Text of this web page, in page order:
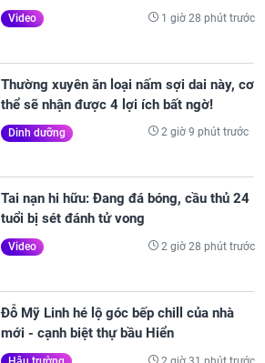
Video 1 giờ 28 phút trước
Thường xuyên ăn loại nấm sợi dai này, cơ
thể sẽ nhận được 4 lợi ích bất ngờ!
Dinh dưỡng 2 giờ 9 phút trước
Tai nạn hi hữu: Đang đá bóng, cầu thủ 24
tuổi bị sét đánh tử vong
Video 2 giờ 28 phút trước
Đỗ Mỹ Linh hé lộ góc bếp chill của nhà
mới - cạnh biệt thự bầu Hiển